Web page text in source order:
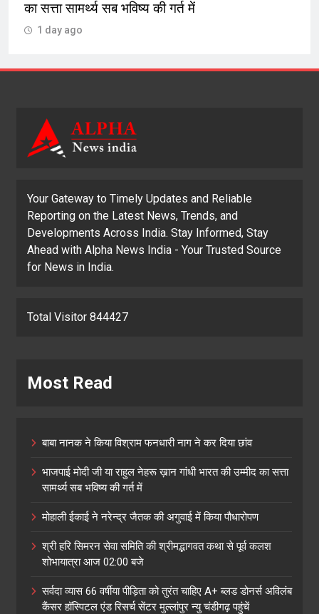
का सत्ता सामर्थ्य सब भविष्य की गर्त में
1 day ago
Your Gateway to Timely Updates and Reliable
Reporting on the Latest News, Trends, and
Developments Across India. Stay Informed, Stay
Ahead with Alpha News India - Your Trusted Source
for News in India.
Total Visitor 844427
Most Read
बाबा नानक ने किया विश्राम फनधारी नाग ने कर दिया छांव
भाजपाई मोदी जी या राहुल नेहरू ख़ान गांधी भारत की उम्मीद का सत्ता
सामर्थ्य सब भविष्य की गर्त में
मोहाली ईकाई ने नरेन्द्र जैतक की अगुवाई में किया पौधारोपण
श्री हरि सिमरन सेवा समिति की श्रीमद्भागवत कथा से पूर्व कलश
शोभायात्रा आज 02:00 बजे
सर्वदा व्यास 66 वर्षीया पीड़िता को तुरंत चाहिए A+ ब्लड डोनर्स अविलंब
कैंसर हॉस्पिटल एंड रिसर्च सेंटर मुल्लांपुर न्यु चंडीगढ़ पहुंचें